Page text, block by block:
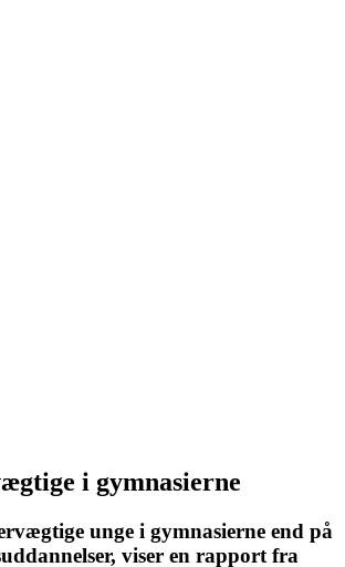
i gymnasierne
unge i gymnasierne end på
viser en rapport fra